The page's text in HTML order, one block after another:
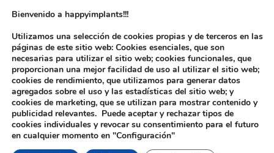
Inicio/Implantología/Aditamentos Analógicos/Material de
Apriete/ Punta destornillador Allen 1,70mm Aditamentos Analógicos
Material de Apriete
Bienvenido a happyimplants!!!
Utilizamos una selección de cookies propias y de terceros en las
páginas de este sitio web: Cookies esenciales, que son
necesarias para utilizar el sitio web; cookies funcionales, que
proporcionan una mejor facilidad de uso al utilizar el sitio web;
cookies de rendimiento, que utilizamos para generar datos
agregados sobre el uso y las estadísticas del sitio web; y
cookies de marketing, que se utilizan para mostrar contenido y
publicidad relevantes. Puede aceptar y rechazar tipos de
cookies individuales y revocar su consentimiento para el futuro
en cualquier momento en "Configuración"